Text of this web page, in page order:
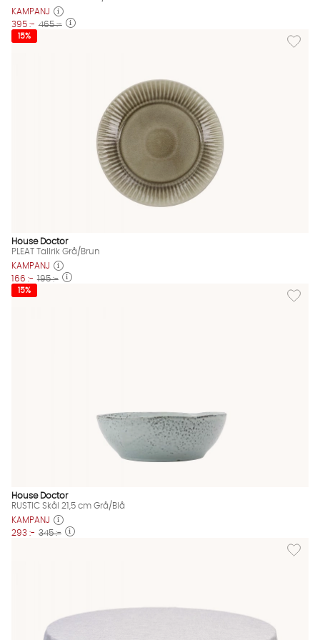
KAMPANJ
395 :- 465 :-
Lägg
15%
House Doctor
PLEAT Tallrik Grå/Brun
KAMPANJ
166 :- 195 :-
Lägg
15%
House Doctor
RUSTIC Skål 21,5 cm Grå/Blå
KAMPANJ
293 :- 345 :-
Lägg